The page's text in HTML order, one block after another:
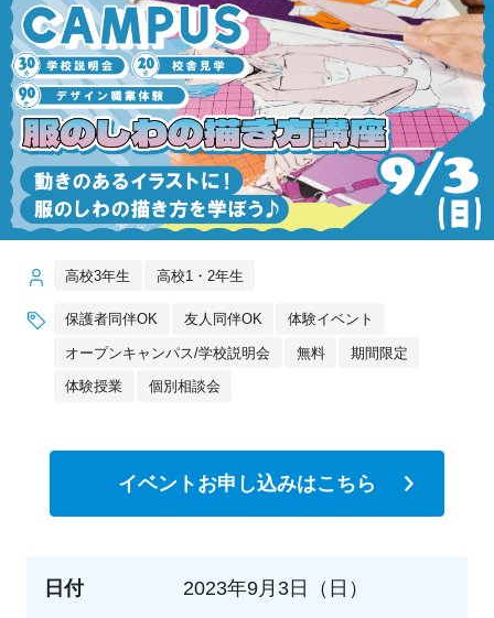
高校3年生 高校1・2年生
保護者同伴OK 友人同伴OK 体験イベント
オープンキャンパス/学校説明会 無料 期間限定
体験授業 個別相談会
イベントお申し込みはこちら
日付 2023年9月3日（日）